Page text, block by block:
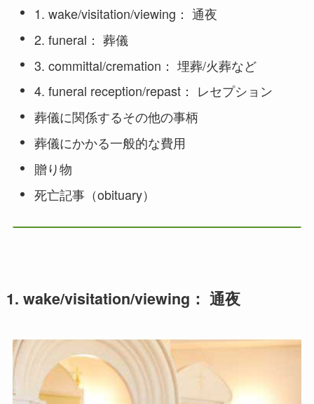
1. wake/visitation/viewing： 通夜
2. funeral： 葬儀
3. committal/cremation： 埋葬/火葬など
4. funeral reception/repast： レセプション
葬儀に関係するその他の事柄
葬儀にかかる一般的な費用
贈り物
死亡記事（obituary）
1. wake/visitation/viewing： 通夜